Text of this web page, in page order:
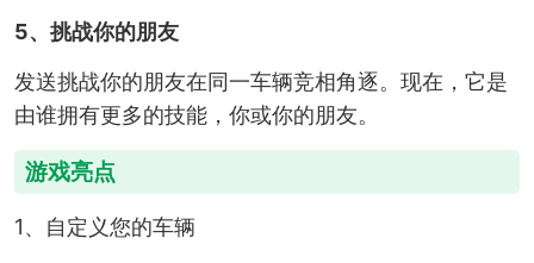
5、挑战你的朋友
发送挑战你的朋友在同一车辆竞相角逐。现在，它是
由谁拥有更多的技能，你或你的朋友。
游戏亮点
1、自定义您的车辆